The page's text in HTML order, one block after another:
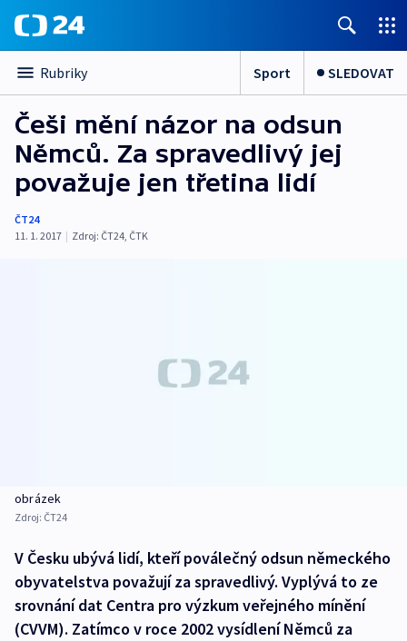
Rubriky Sport SLEDOVAT
Češi mění názor na odsun
Němců. Za spravedlivý jej
považuje jen třetina lidí
ČT24
11. 1. 2017 | Zdroj: ČT24, ČTK
obrázek
Zdroj: ČT24
V Česku ubývá lidí, kteří poválečný odsun německého
obyvatelstva považují za spravedlivý. Vyplývá to ze
srovnání dat Centra pro výzkum veřejného mínění
(CVVM). Zatímco v roce 2002 vysídlení Němců za